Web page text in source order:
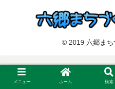
© 2019 六郷まち
メニュー ホーム 検索